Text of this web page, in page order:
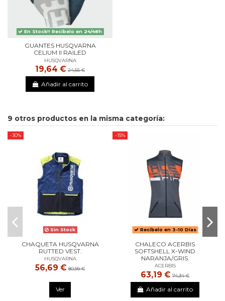
En Stock!! Recíbelo en 24/48h
GUANTES HUSQVARNA
CELIUM II RAILED
HUSQVARNA
19,64 € 24,55 €
Añadir al carrito
9 otros productos en la misma categoría:
-30%
Sin Stock
CHAQUETA HUSQVARNA
RUTTED VEST.
HUSQVARNA
56,69 € 80,99 €
Ver
-15%
Recíbelo en 3-10 Días
CHALECO ACERBIS
SOFTSHELL X-WIND
NARANJA/GRIS.
ACERBIS
63,19 € 74,34 €
Añadir al carrito